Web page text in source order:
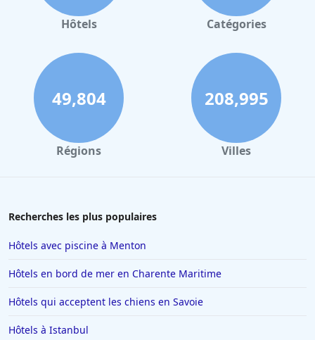
Hôtels Catégories
49,804
Régions
208,995
Villes
Recherches les plus populaires
Hôtels avec piscine à Menton
Hôtels en bord de mer en Charente Maritime
Hôtels qui acceptent les chiens en Savoie
Hôtels à Istanbul